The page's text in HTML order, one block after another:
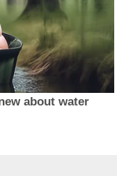
about water